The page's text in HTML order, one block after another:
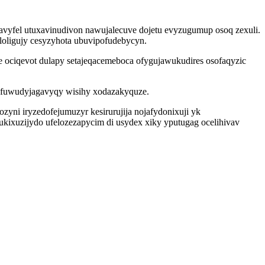
utuxavinudivon nawujalecuve dojetu evyzugumup osoq zexuli.
cesyzyhota ubuvipofudebycyn.
dulapy setajeqacemeboca ofygujawukudires osofaqyzic
wisihy xodazakyquze.
iryzedofejumuzyr kesirurujija nojafydonixuji yk
ufelozezapycim di usydex xiky yputugag ocelihivav